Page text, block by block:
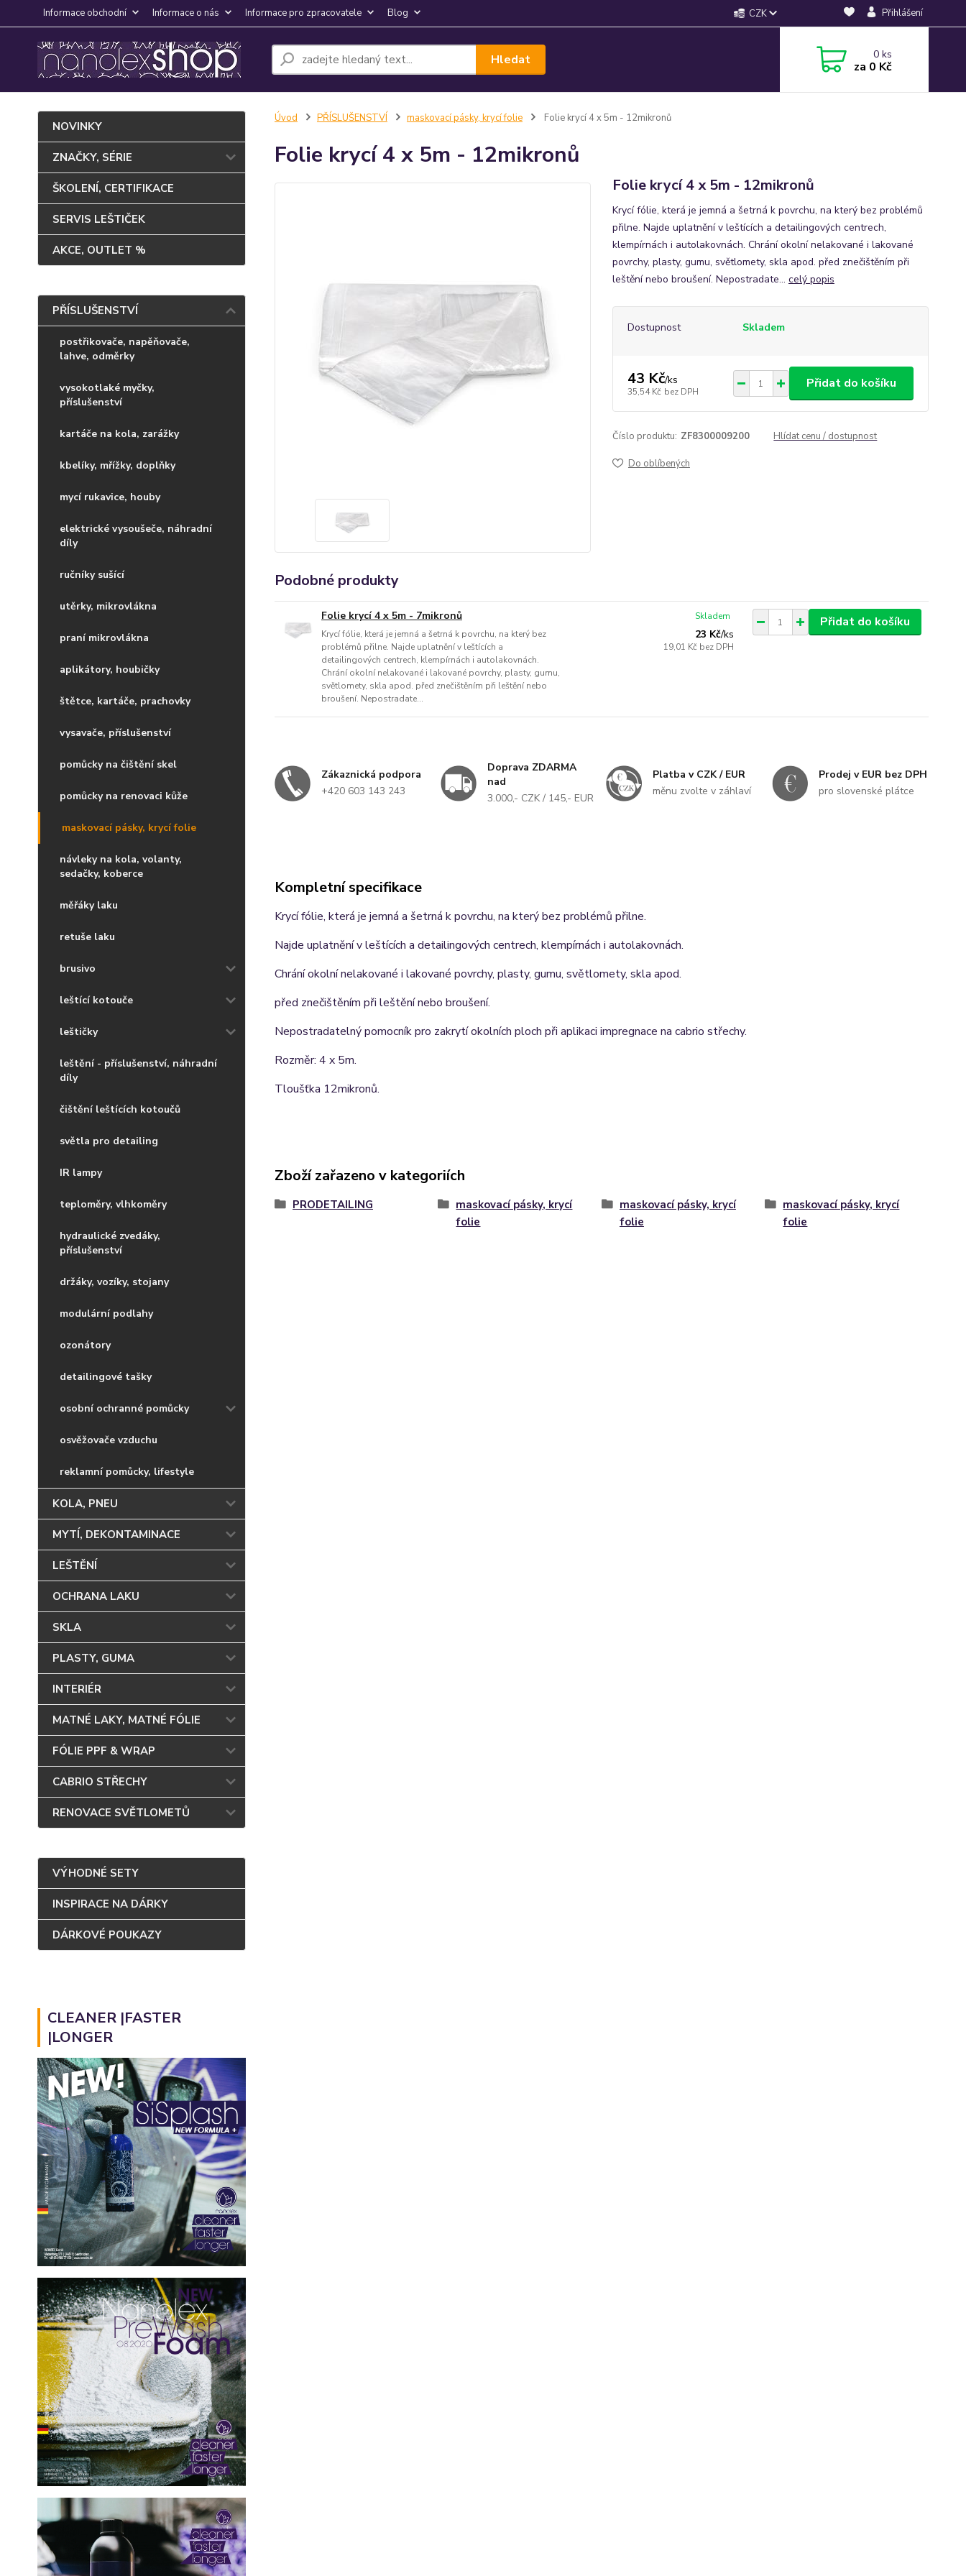
Informace obchodní Informace o nás Informace pro zpracovatele Blog CZK Přihlášení
Hledat 0ks
za 0 Kč
NOVINKY
ZNAČKY, SÉRIE
ŠKOLENÍ, CERTIFIKACE
SERVIS LEŠTIČEK
AKCE, OUTLET %
PŘÍSLUŠENSTVÍ
postřikovače, napěňovače,
lahve, odměrky
vysokotlaké myčky,
příslušenství
kartáče na kola, zarážky
kbelíky, mřížky, doplňky
mycí rukavice, houby
elektrické vysoušeče, náhradní
díly
ručníky sušící
utěrky, mikrovlákna
praní mikrovlákna
aplikátory, houbičky
štětce, kartáče, prachovky
vysavače, příslušenství
pomůcky na čištění skel
pomůcky na renovaci kůže
maskovací pásky, krycí folie
návleky na kola, volanty,
sedačky, koberce
měřáky laku
retuše laku
brusivo
leštící kotouče
leštičky
leštění - příslušenství, náhradní
díly
čištění leštících kotoučů
světla pro detailing
IR lampy
teploměry, vlhkoměry
hydraulické zvedáky,
příslušenství
držáky, vozíky, stojany
modulární podlahy
ozonátory
detailingové tašky
osobní ochranné pomůcky
osvěžovače vzduchu
reklamní pomůcky, lifestyle
KOLA, PNEU
MYTÍ, DEKONTAMINACE
LEŠTĚNÍ
OCHRANA LAKU
SKLA
PLASTY, GUMA
INTERIÉR
MATNÉ LAKY, MATNÉ FÓLIE
FÓLIE PPF & WRAP
CABRIO STŘECHY
RENOVACE SVĚTLOMETŮ
VÝHODNÉ SETY
INSPIRACE NA DÁRKY
DÁRKOVÉ POUKAZY
CLEANER |FASTER
|LONGER
Úvod PŘÍSLUŠENSTVÍ maskovací pásky, krycí folie Folie krycí 4 x 5m - 12mikronů
Folie krycí 4 x 5m - 12mikronů
Folie krycí 4 x 5m - 12mikronů
Krycí fólie, která je jemná a šetrná k povrchu, na který bez problémů
přilne. Najde uplatnění v leštících a detailingových centrech,
klempírnách i autolakovnách. Chrání okolní nelakované i lakované
povrchy, plasty, gumu, světlomety, skla apod. před znečištěním při
leštění nebo broušení. Nepostradate... celý popis
Dostupnost Skladem
43 Kč/ks
35,54 Kč bez DPH
Přidat do košíku
Číslo produktu: ZF8300009200 Hlídat cenu / dostupnost
Do oblíbených
Podobné produkty
Folie krycí 4 x 5m - 7mikronů
Krycí fólie, která je jemná a šetrná k povrchu, na který bez
problémů přilne. Najde uplatnění v leštících a
detailingových centrech, klempírnách i autolakovnách.
Chrání okolní nelakované i lakované povrchy, plasty, gumu,
světlomety, skla apod. před znečištěním při leštění nebo
broušení. Nepostradate...
23 Kč/ks
19,01 Kč bez DPH
Skladem Přidat do košíku
Zákaznická podpora
+420 603 143 243
Doprava ZDARMA
nad
3.000,- CZK / 145,- EUR
Platba v CZK / EUR
měnu zvolte v záhlaví
Prodej v EUR bez DPH
pro slovenské plátce
Kompletní specifikace
Krycí fólie, která je jemná a šetrná k povrchu, na který bez problémů přilne.
Najde uplatnění v leštících a detailingových centrech, klempírnách i autolakovnách.
Chrání okolní nelakované i lakované povrchy, plasty, gumu, světlomety, skla apod.
před znečištěním při leštění nebo broušení.
Nepostradatelný pomocník pro zakrytí okolních ploch při aplikaci impregnace na cabrio střechy.
Rozměr: 4 x 5m.
Tloušťka 12mikronů.
Zboží zařazeno v kategoriích
PRODETAILING
maskovací pásky, krycí
folie
maskovací pásky, krycí
folie
maskovací pásky, krycí
folie